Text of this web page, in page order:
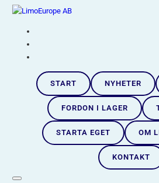
Hoppa
LimoEurope AB
Skandinaviens största limousineimportör |
START NYHETER
FORDON I LAGER
STARTA EGET OM
KONTAKT